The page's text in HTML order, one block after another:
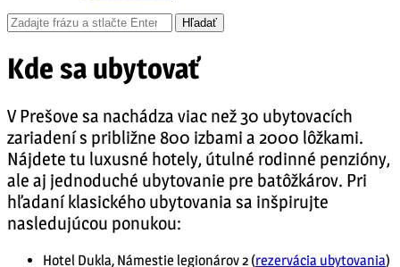
Kde sa ubytovať
V Prešove sa nachádza viac než 30 ubytovacích
zariadení s približne 800 izbami a 2000 lôžkami.
Nájdete tu luxusné hotely, útulné rodinné penzióny,
ale aj jednoduché ubytovanie pre batôžkárov. Pri
hľadaní klasického ubytovania sa inšpirujte
nasledujúcou ponukou:
Hotel Dukla, Námestie legionárov 2 (rezervácia ubytovania)